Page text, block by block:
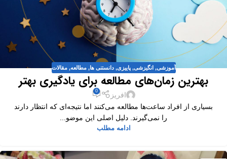
آموزشی, انگیزشی,پاییزی,دانستنی ها,مطالعه,مقالات
بهترین زمان‌های مطالعه برای یادگیری بهتر
افریز 0
بسیاری از افراد ساعت‌ها مطالعه می‌کنند اما نتیجه‌ای که انتظار دارند
را نمی‌گیرند. دلیل اصلی این موضو...
ادامه مطلب